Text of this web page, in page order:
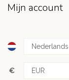
Mijn account
€